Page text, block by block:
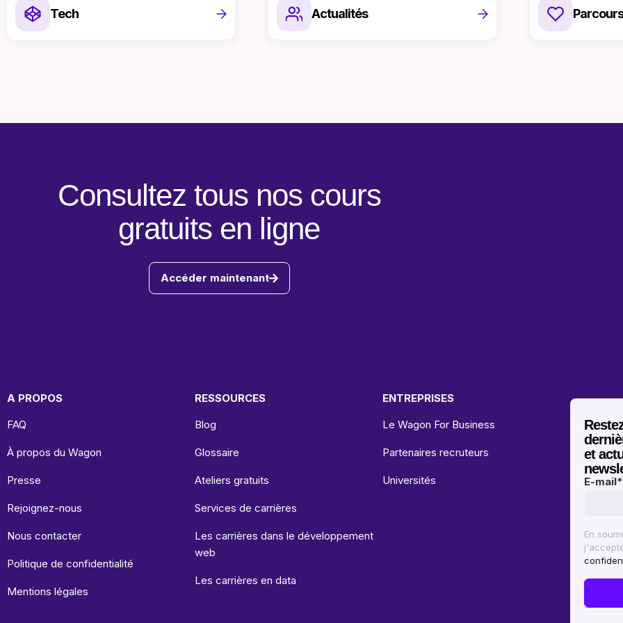
Tech Actualités
Consultez tous nos cours
gratuits en ligne
Accéder maintenant
A PROPOS
FAQ
À propos du Wagon
Presse
Rejoignez-nous
Nous contacter
Politique de confidentialité
Mentions légales
RESSOURCES
Blog
Glossaire
Ateliers gratuits
Services de carrières
Les carrières dans le développement
web
Les carrières en data
ENTREPRISES
Le Wagon For Business
Partenaires recruteurs
Universités
et
E-mail*
En